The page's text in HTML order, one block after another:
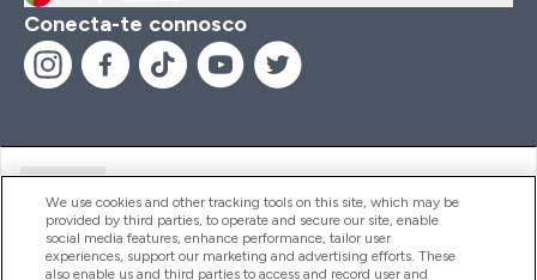
Conecta-te connosco
Produtos
We use cookies and other tracking tools on this site, which may be
provided by third parties, to operate and secure our site, enable
social media features, enhance performance, tailor user
experiences, support our marketing and advertising efforts. These
also enable us and third parties to access and record user and